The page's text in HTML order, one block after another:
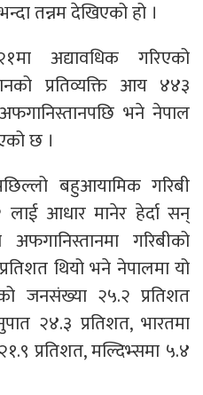
तन्नम देखिएको हो ।
अद्यावधिक गरिएको
प्रतिव्यक्ति आय ४४३
भने नेपाल
छ ।
बहुआयामिक गरिबी
आधार मानेर हेर्दा सन्
गरिबीको
थियो भने नेपालमा यो
जनसंख्या २५.२ प्रतिशत
२४.३ प्रतिशत, भारतमा
प्रतिशत, मल्दिभ्समा ५.४